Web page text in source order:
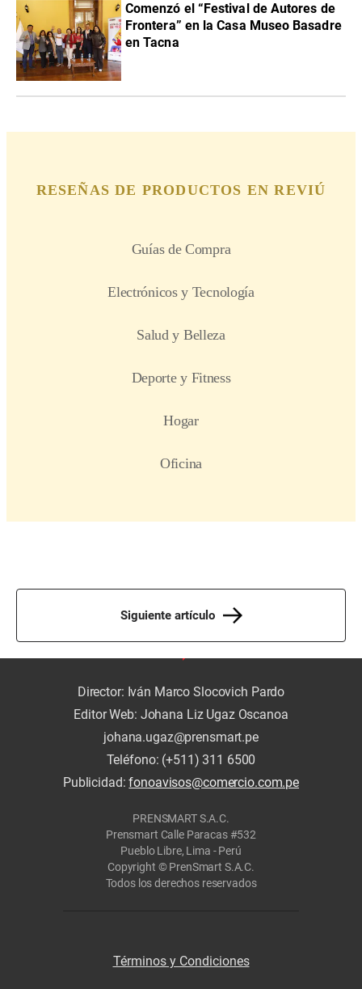
Comenzó el “Festival de Autores de
Frontera” en la Casa Museo Basadre
en Tacna
Siguiente artículo
Director: Iván Marco Slocovich Pardo
Editor Web: Johana Liz Ugaz Oscanoa
johana.ugaz@prensmart.pe
Teléfono: (+511) 311 6500
Publicidad:fonoavisos@comercio.com.pe
PRENSMART S.A.C.
Prensmart Calle Paracas #532
Pueblo Libre, Lima - Perú
Copyright © PrenSmart S.A.C.
Todos los derechos reservados
Términos y Condiciones